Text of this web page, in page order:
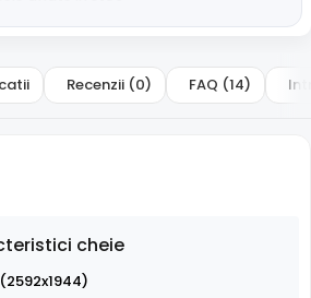
Recenzii (0) FAQ (14)
cheie